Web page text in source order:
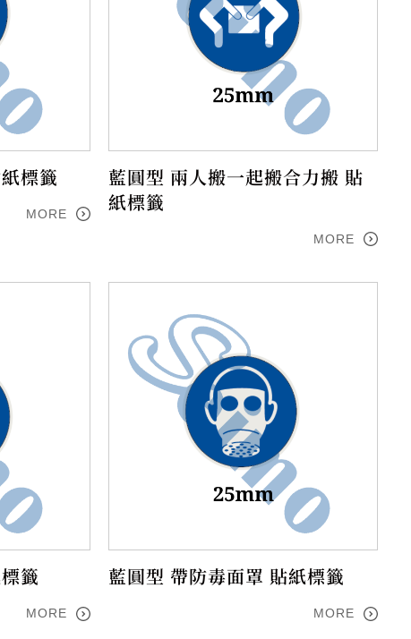
標籤
MORE
藍圓型 兩人搬一起搬合力搬 貼
紙標籤
MORE
籤
MORE
藍圓型 帶防毒面罩 貼紙標籤
MORE